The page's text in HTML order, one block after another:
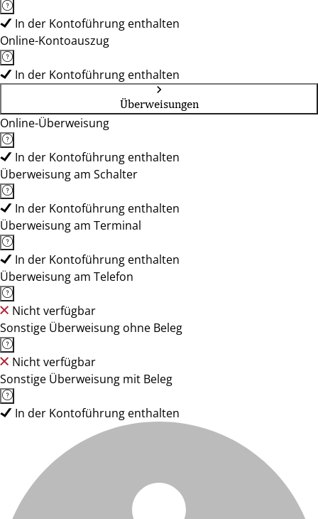
In der Kontoführung enthalten
Online-Kontoauszug
In der Kontoführung enthalten
Überweisungen
Online-Überweisung
In der Kontoführung enthalten
Überweisung am Schalter
In der Kontoführung enthalten
Überweisung am Terminal
In der Kontoführung enthalten
Überweisung am Telefon
Nicht verfügbar
Sonstige Überweisung ohne Beleg
Nicht verfügbar
Sonstige Überweisung mit Beleg
In der Kontoführung enthalten